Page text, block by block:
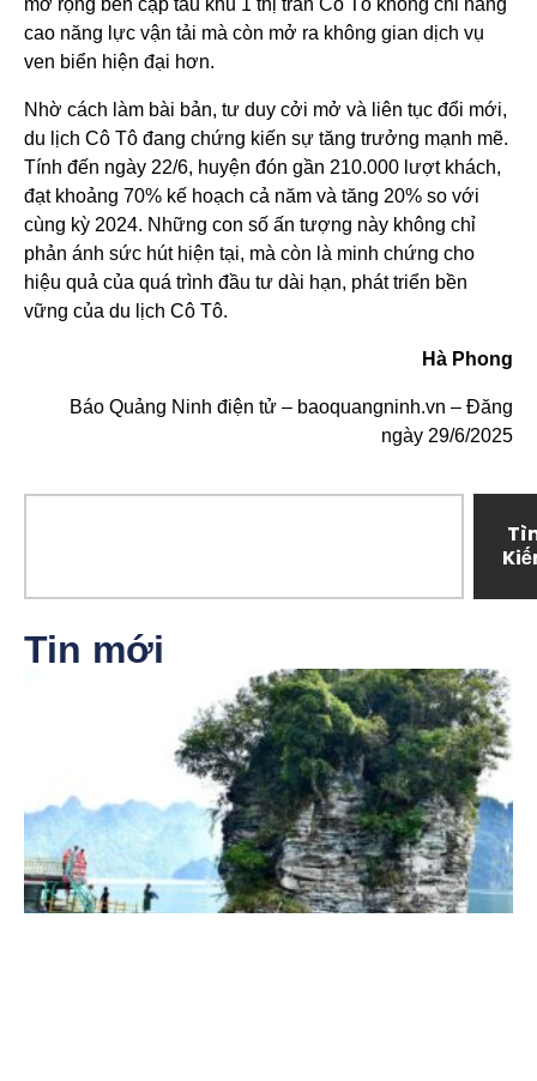
mở rộng bến cập tàu khu 1 thị trấn Cô Tô không chỉ nâng
cao năng lực vận tải mà còn mở ra không gian dịch vụ
ven biển hiện đại hơn.
Nhờ cách làm bài bản, tư duy cởi mở và liên tục đổi mới,
du lịch Cô Tô đang chứng kiến sự tăng trưởng mạnh mẽ.
Tính đến ngày 22/6, huyện đón gần 210.000 lượt khách,
đạt khoảng 70% kế hoạch cả năm và tăng 20% so với
cùng kỳ 2024. Những con số ấn tượng này không chỉ
phản ánh sức hút hiện tại, mà còn là minh chứng cho
hiệu quả của quá trình đầu tư dài hạn, phát triển bền
vững của du lịch Cô Tô.
Hà Phong
Báo Quảng Ninh điện tử – baoquangninh.vn – Đăng
ngày 29/6/2025
Tin mới